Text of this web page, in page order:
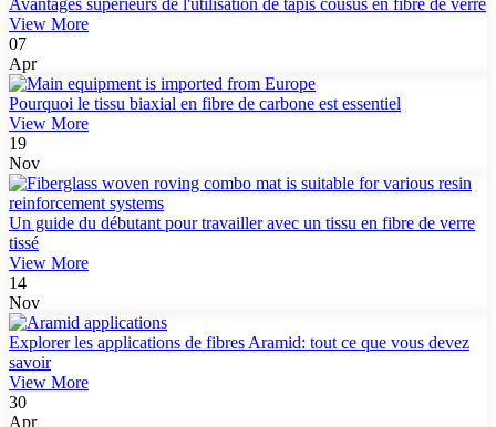
Avantages supérieurs de l'utilisation de tapis cousus en fibre de verre
View More
07
Apr
Pourquoi le tissu biaxial en fibre de carbone est essentiel
View More
19
Nov
Un guide du débutant pour travailler avec un tissu en fibre de verre
tissé
View More
14
Nov
Explorer les applications de fibres Aramid: tout ce que vous devez
savoir
View More
30
Apr